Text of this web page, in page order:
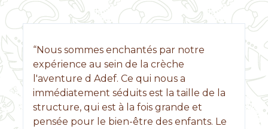
“Nous sommes enchantés par notre
expérience au sein de la crèche
l'aventure d Adef. Ce qui nous a
immédiatement séduits est la taille de la
structure, qui est à la fois grande et
pensée pour le bien-être des enfants. Le